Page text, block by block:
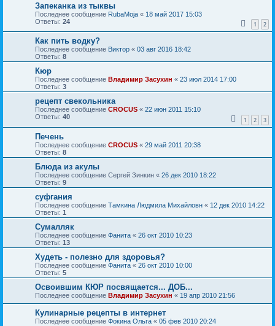
Запеканка из тыквы
Последнее сообщение RubaMoja « 18 май 2017 15:03
Ответы: 24 1 2
Как пить водку?
Последнее сообщение Виктор « 03 авг 2016 18:42
Ответы: 8
Кюр
Последнее сообщение Владимир Засухин « 23 июл 2014 17:00
Ответы: 3
рецепт свекольника
Последнее сообщение CROCUS « 22 июн 2011 15:10
Ответы: 40 1 2 3
Печень
Последнее сообщение CROCUS « 29 май 2011 20:38
Ответы: 8
Блюда из акулы
Последнее сообщение Сергей Зинкин « 26 дек 2010 18:22
Ответы: 9
суфгания
Последнее сообщение Тамкина Людмила Михайловн « 12 дек 2010 14:22
Ответы: 1
Сумалляк
Последнее сообщение Фанита « 26 окт 2010 10:23
Ответы: 13
Худеть - полезно для здоровья?
Последнее сообщение Фанита « 26 окт 2010 10:00
Ответы: 5
Освоившим КЮР посвящается... ДОБ...
Последнее сообщение Владимир Засухин « 19 апр 2010 21:56
Кулинарные рецепты в интернет
Последнее сообщение Фокина Ольга « 05 фев 2010 20:24